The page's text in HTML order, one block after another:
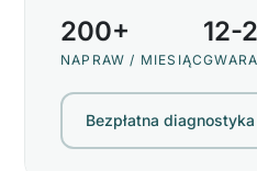
200+
NAPRAW / MIESIĄC
12-
Bezpłatna diagnostyka